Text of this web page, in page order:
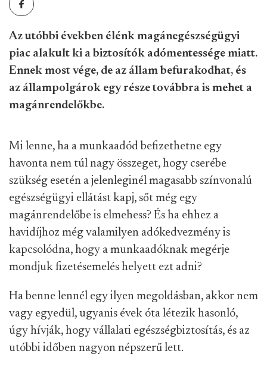
Az utóbbi években élénk magánegészségügyi
piac alakult ki a biztosítók adómentessége miatt.
Ennek most vége, de az állam befurakodhat, és
az állampolgárok egy része továbbra is mehet a
magánrendelőkbe.
Mi lenne, ha a munkaadód befizethetne egy
havonta nem túl nagy összeget, hogy cserébe
szükség esetén a jelenleginél magasabb színvonalú
egészségügyi ellátást kapj, sőt még egy
magánrendelőbe is elmehess? És ha ehhez a
havidíjhoz még valamilyen adókedvezmény is
kapcsolódna, hogy a munkaadóknak megérje
mondjuk fizetésemelés helyett ezt adni?
Ha benne lennél egy ilyen megoldásban, akkor nem
vagy egyedül, ugyanis évek óta létezik hasonló,
úgy hívják, hogy vállalati egészségbiztosítás, és az
utóbbi időben nagyon népszerű lett.